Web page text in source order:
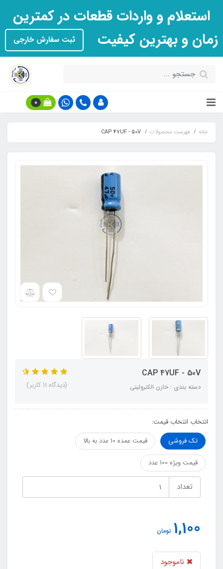
استعلام و واردات قطعات در کمترین
زمان و بهترین کیفیت
ثبت سفارش خارجی
0
خانه فهرست محصولات CAP 47UF - 50V
CAP 47UF - 50V
دسته بندی : خازن الکترولیتی (دیدگاه 11 کاربر)
انتخاب انتخاب قیمت:
تک فروشی
قیمت عمده 10 عدد به بالا
قیمت ویژه 100 عدد
تعداد
1,100 تومان
ناموجود